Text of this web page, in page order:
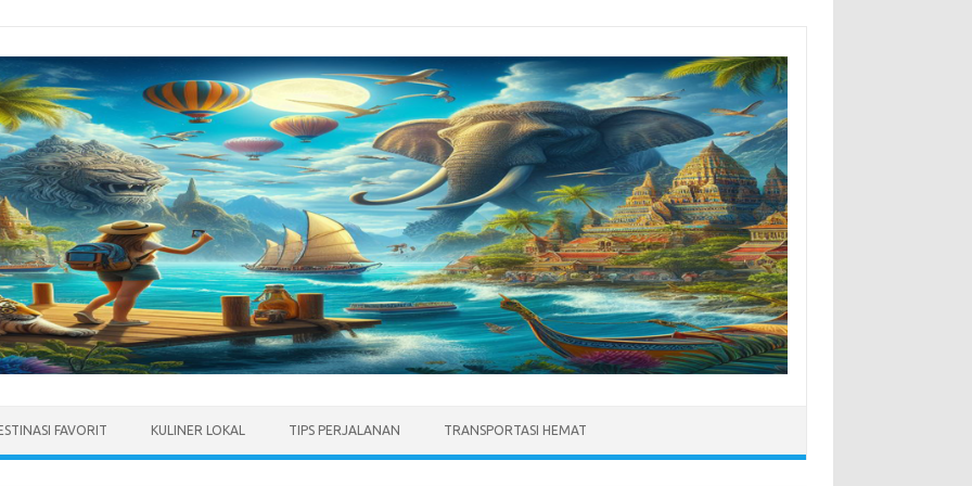
FAVORIT KULINER LOKAL TIPS PERJALANAN TRANSPORTASI HEMAT